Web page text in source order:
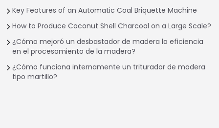
Key Features of an Automatic Coal Briquette Machine
How to Produce Coconut Shell Charcoal on a Large Scale?
¿Cómo mejoró un desbastador de madera la eficiencia
en el procesamiento de la madera?
¿Cómo funciona internamente un triturador de madera
tipo martillo?